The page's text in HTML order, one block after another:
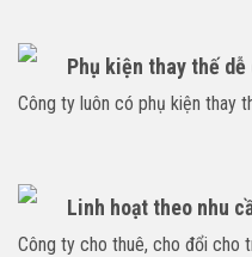
Phụ kiện thay thế dễ
Công ty luôn có phụ kiện thay
Linh hoạt theo nhu
Công ty cho thuê, cho đổi cho